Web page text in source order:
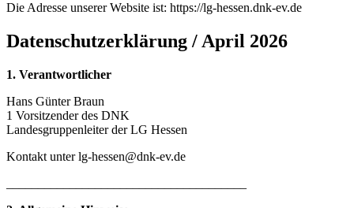
Die Adresse unserer Website ist: https://lg-hessen.dnk-ev.de
Datenschutzerklärung / April 2026
1. Verantwortlicher
Hans Günter Braun
1 Vorsitzender des DNK
Landesgruppenleiter der LG Hessen
Kontakt unter lg-hessen@dnk-ev.de